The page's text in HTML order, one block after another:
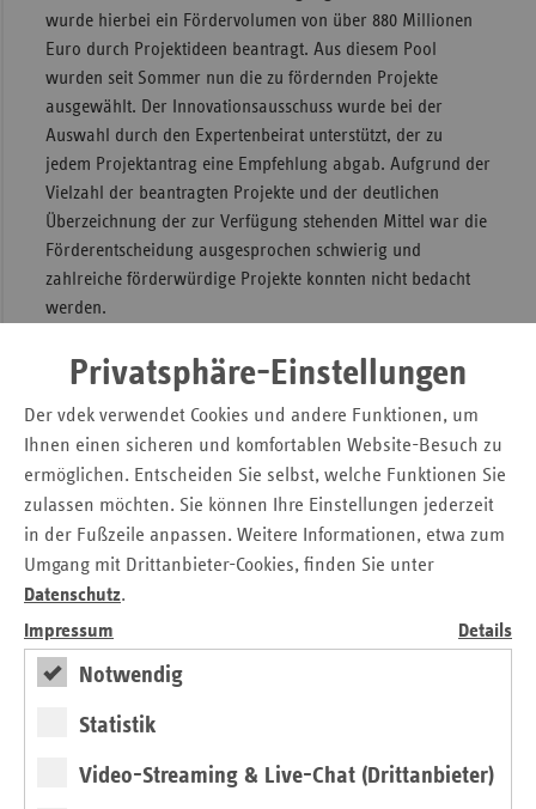
Privatsphäre-Einstellungen
Der vdek verwendet Cookies und andere Funktionen, um
Ihnen einen sicheren und komfortablen Website-Besuch zu
ermöglichen. Entscheiden Sie selbst, welche Funktionen Sie
zulassen möchten. Sie können Ihre Einstellungen jederzeit
in der Fußzeile anpassen. Weitere Informationen, etwa zum
Umgang mit Drittanbieter-Cookies, finden Sie unter
Datenschutz.
Impressum
Details
Notwendig
Statistik
Video-Streaming & Live-Chat (Drittanbieter)
wurde hierbei ein Fördervolumen von über 880 Millionen
Euro durch Projektideen beantragt. Aus diesem Pool
wurden seit Sommer nun die zu fördernden Projekte
ausgewählt. Der Innovationsausschuss wurde bei der
Auswahl durch den Expertenbeirat unterstützt, der zu
jedem Projektantrag eine Empfehlung abgab. Aufgrund der
Vielzahl der beantragten Projekte und der deutlichen
Überzeichnung der zur Verfügung stehenden Mittel war die
Förderentscheidung ausgesprochen schwierig und
zahlreiche förderwürdige Projekte konnten nicht bedacht
werden.
Versorgungsformen fand am 20. Oktober 2016 statt. Aus
den 138 Anträgen wählte der Innovationsausschuss um die
30 Anträge zur Förderung aus. Für die
Versorgungsforschung wurde die Entscheidung am 24.
November 2016 gefällt. Auch hier konnten eine Vielzahl von
Forschungsideen im Gesamtvolumen von 75 Millionen Euro
Noch nicht entschieden wurde über die Projektanträge zur
zweiten Welle bei den neuen Versorgungsformen. Hier
gingen im Sommer 107 Anträge auf die Themenfelder
Versorgungsmodelle mit Delegation und Substitution von
geriatrischen Versorgung, Verbesserung der
Kommunikation mit Patientinnen und Patienten und